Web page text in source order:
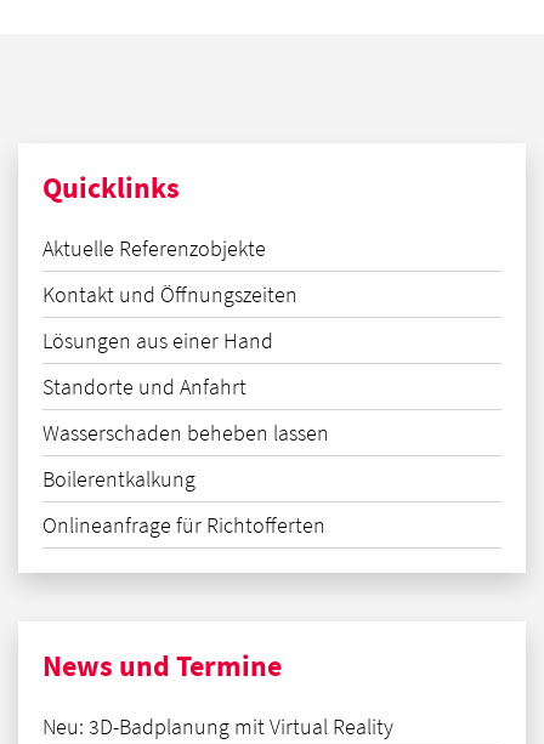
Quicklinks
Aktuelle Referenzobjekte
Kontakt und Öffnungszeiten
Lösungen aus einer Hand
Standorte und Anfahrt
Wasserschaden beheben lassen
Boilerentkalkung
Onlineanfrage für Richtofferten
News und Termine
Neu: 3D-Badplanung mit Virtual Reality